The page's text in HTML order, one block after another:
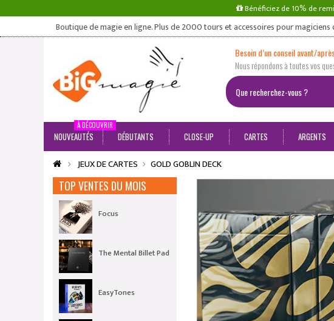
Bénéficiez de 10% de
Boutique de magie en ligne. Plus de 2000 tours et accessoires pour
Besoin d’un conseil avant/
Nous répondons à toutes vos
NOUVEAUTÉS
À DÉCOUVRIR
DÉBUTANTS CLOSE-UP CARTES ARGENTS
JEUX DE CARTES GOLD GOBLIN DECK
TOP VENTES DU MOIS
Focus
The Mental Billet Pad
EasyTones